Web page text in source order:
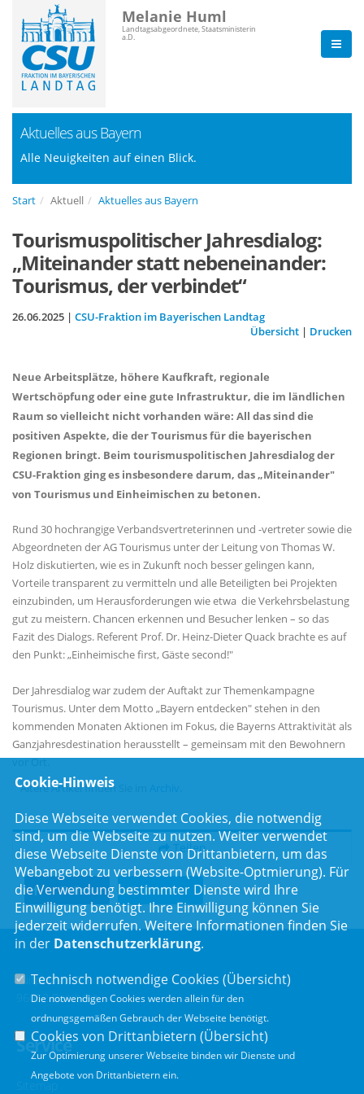
Melanie Huml
Landtagsabgeordnete, Staatsministerin
a.D.
Aktuelles aus Bayern
Alle Neuigkeiten auf einen Blick.
Start Aktuell Aktuelles aus Bayern
Tourismuspolitischer Jahresdialog:
Miteinander statt nebeneinander:
Tourismus, der verbindet“
26.06.2025 | CSU-Fraktion im Bayerischen Landtag
Übersicht | Drucken
Neue Arbeitsplätze, höhere Kaufkraft, regionale
Wertschöpfung oder eine gute Infrastruktur, die im ländlichen
Raum so vielleicht nicht vorhanden wäre: All das sind die
positiven Aspekte, die der Tourismus für die bayerischen
Regionen bringt. Beim tourismuspolitischen Jahresdialog der
CSU-Fraktion ging es insbesondere darum, das „Miteinander"
von Tourismus und Einheimischen zu betonen.
Rund 30 hochrangige Verbandsvertreterinnen und -vertreter sowie die
Abgeordneten der AG Tourismus unter der Leitung von Thomas W.
Holz diskutierten, wie es in Zukunft noch besser gelingen kann,
Vorteile transparent zu vermitteln und alle Beteiligten bei Projekten
einzubinden, um Herausforderungen wie etwa die Verkehrsbelastung
gut zu meistern. Chancen erkennen und Besucher lenken – so das
Fazit des Dialogs. Referent Prof. Dr. Heinz-Dieter Quack brachte es auf
den Punkt: „Einheimische first, Gäste second!"
Der Jahresdialog war zudem der Auftakt zur Themenkampagne
Tourismus. Unter dem Motto „Bayern entdecken" stehen in den
kommenden Monaten Aktionen im Fokus, die Bayerns Attraktivität als
Ganzjahresdestination herausstellt – gemeinsam mit den Bewohnern
vor Ort.
Ältere Artikel finden Sie im
Archiv
Teilen
Teilen Twittern
Luitpoldstr. 55
96052 Bamberg
Service
Sitemap
Cookie-Hinweis
Diese Webseite verwendet Cookies, die notwendig
sind, um die Webseite zu nutzen. Weiter verwendet
diese Webseite Dienste von Drittanbietern, um das
Webangebot zu verbessern (Website-Optmierung). Für
die Verwendung bestimmter Dienste wird Ihre
Einwilligung benötigt. Ihre Einwilligung können Sie
jederzeit widerrufen. Weitere Informationen finden Sie
in der Datenschutzerklärung.
Technisch notwendige Cookies (Übersicht)
Die notwendigen Cookies werden allein für den
ordnungsgemäßen Gebrauch der Webseite benötigt.
Cookies von Drittanbietern (Übersicht)
Zur Optimierung unserer Webseite binden wir Dienste und
Angebote von Drittanbietern ein.